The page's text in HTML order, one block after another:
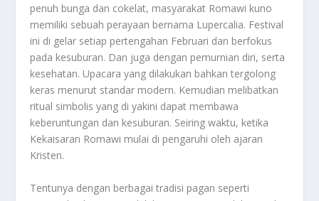
penuh bunga dan cokelat, masyarakat Romawi kuno
memiliki sebuah perayaan bernama Lupercalia. Festival
ini di gelar setiap pertengahan Februari dan berfokus
pada kesuburan. Dan juga dengan pemurnian diri, serta
kesehatan. Upacara yang dilakukan bahkan tergolong
keras menurut standar modern. Kemudian melibatkan
ritual simbolis yang di yakini dapat membawa
keberuntungan dan kesuburan. Seiring waktu, ketika
Kekaisaran Romawi mulai di pengaruhi oleh ajaran
Kristen.
Tentunya dengan berbagai tradisi pagan seperti